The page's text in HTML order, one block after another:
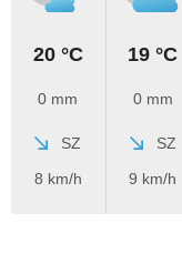
20 °C
0 mm
SZ
8 km/h
19 °C
0 mm
SZ
9 km/h